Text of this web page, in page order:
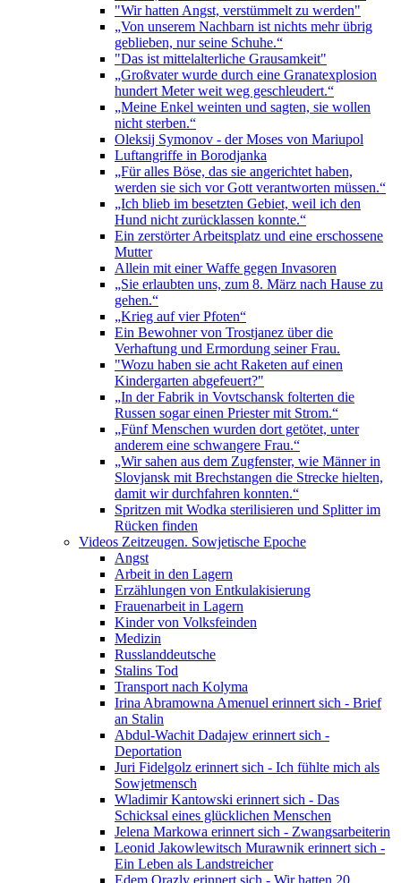
"Wir hatten Angst, verstümmelt zu werden"
„Von unserem Nachbarn ist nichts mehr übrig
geblieben, nur seine Schuhe.“
"Das ist mittelalterliche Grausamkeit"
„Großvater wurde durch eine Granatexplosion
hundert Meter weit weg geschleudert.“
„Meine Enkel weinten und sagten, sie wollen
nicht sterben.“
Oleksij Symonov - der Moses von Mariupol
Luftangriffe in Borodjanka
„Für alles Böse, das sie angerichtet haben,
werden sie sich vor Gott verantworten müssen.“
„Ich blieb im besetzten Gebiet, weil ich den
Hund nicht zurücklassen konnte.“
Ein zerstörter Arbeitsplatz und eine erschossene
Mutter
Allein mit einer Waffe gegen Invasoren
„Sie erlaubten uns, zum 8. März nach Hause zu
gehen.“
„Krieg auf vier Pfoten“
Ein Bewohner von Trostjanez über die
Verhaftung und Ermordung seiner Frau.
"Wozu haben sie acht Raketen auf einen
Kindergarten abgefeuert?"
„In der Fabrik in Vovtschansk folterten die
Russen sogar einen Priester mit Strom.“
„Fünf Menschen wurden dort getötet, unter
anderem eine schwangere Frau.“
„Wir sahen aus dem Zugfenster, wie Männer in
Slovjansk mit Brechstangen die Strecke hielten,
damit wir durchfahren konnten.“
Spritzen mit Wodka sterilisieren und Splitter im
Rücken finden
Videos Zeitzeugen. Sowjetische Epoche
Angst
Arbeit in den Lagern
Erzählungen von Entkulakisierung
Frauenarbeit in Lagern
Kinder von Volksfeinden
Medizin
Russlanddeutsche
Stalins Tod
Transport nach Kolyma
Irina Abramowna Amenuel erinnert sich - Brief
an Stalin
Abdul-Wachit Dadajew erinnert sich -
Deportation
Juri Fidelgolz erinnert sich - Ich fühlte mich als
Sowjetmensch
Wladimir Kantowski erinnert sich - Das
Schicksal eines glücklichen Menschen
Jelena Markowa erinnert sich - Zwangsarbeiterin
Leonid Jakowlewitsch Murawnik erinnert sich -
Ein Leben als Landstreicher
Edem Orazly erinnert sich - Wir hatten 20